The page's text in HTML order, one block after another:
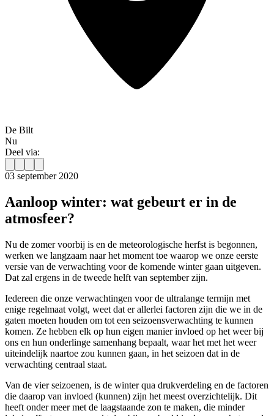
De Bilt
Nu
Deel via:
03 september 2020
Aanloop winter: wat gebeurt er in de
atmosfeer?
Nu de zomer voorbij is en de meteorologische herfst is begonnen,
werken we langzaam naar het moment toe waarop we onze eerste
versie van de verwachting voor de komende winter gaan uitgeven.
Dat zal ergens in de tweede helft van september zijn.
Iedereen die onze verwachtingen voor de ultralange termijn met
enige regelmaat volgt, weet dat er allerlei factoren zijn die we in de
gaten moeten houden om tot een seizoensverwachting te kunnen
komen. Ze hebben elk op hun eigen manier invloed op het weer bij
ons en hun onderlinge samenhang bepaalt, waar het met het weer
uiteindelijk naartoe zou kunnen gaan, in het seizoen dat in de
verwachting centraal staat.
Van de vier seizoenen, is de winter qua drukverdeling en de factoren
die daarop van invloed (kunnen) zijn het meest overzichtelijk. Dit
heeft onder meer met de laagstaande zon te maken, die minder